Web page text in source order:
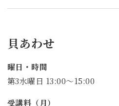
貝あわせ
曜日・時間
第3水曜日 13:00～15:00
受講料（月）